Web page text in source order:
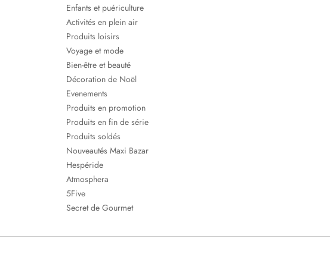
Enfants et puériculture
Activités en plein air
Produits loisirs
Voyage et mode
Bien-être et beauté
Décoration de Noël
Evenements
Produits en promotion
Produits en fin de série
Produits soldés
Nouveautés Maxi Bazar
Hespéride
Atmosphera
5Five
Secret de Gourmet